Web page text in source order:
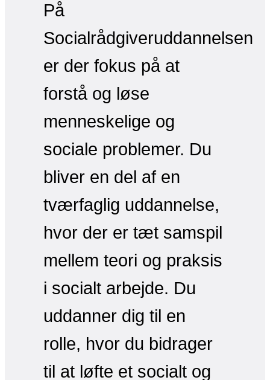
På
Socialrådgiveruddannelsen
er der fokus på at
forstå og løse
menneskelige og
sociale problemer. Du
bliver en del af en
tværfaglig uddannelse,
hvor der er tæt samspil
mellem teori og praksis
i socialt arbejde. Du
uddanner dig til en
rolle, hvor du bidrager
til at løfte et socialt og